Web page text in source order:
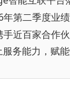
年第二季度业绩